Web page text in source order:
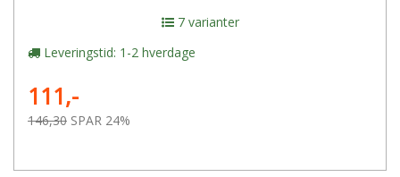
7 varianter
Leveringstid: 1-2 hverdage
111,-
146,30 SPAR 24%